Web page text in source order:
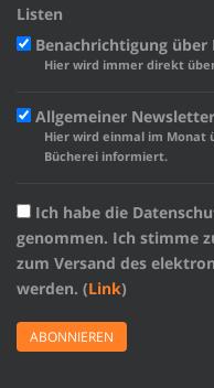
Listen
Benachrichtigung über
Hier wird immer direkt
Allgemeiner Newsletter
Hier wird einmal im
Bücherei informiert.
Ich habe die
genommen. Ich stimme
zum Versand des
werden. (Link)